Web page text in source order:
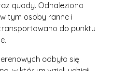
quady. Odnaleziono
tym osoby ranne i
do punktu
odbyło się